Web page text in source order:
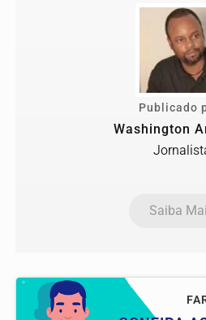
Publicado
Washington
Saiba